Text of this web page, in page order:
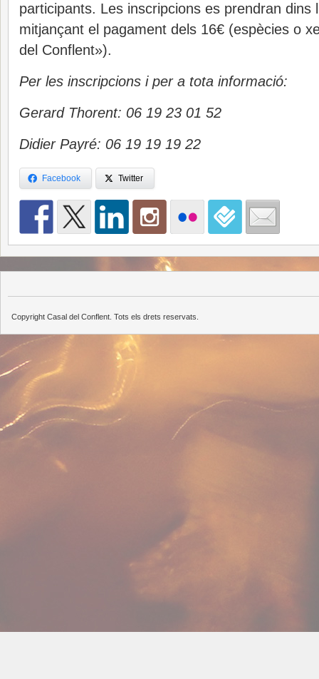
participants. Les inscripcions es prendran dins
mitjançant el pagament dels 16€ (espècies o
del Conflent»).
Per les inscripcions i per a tota informació:
Gerard Thorent: 06 19 23 01 52
Didier Payré: 06 19 19 19 22
Facebook Twitter
Copyright Casal del Conflent. Tots els drets reservats.